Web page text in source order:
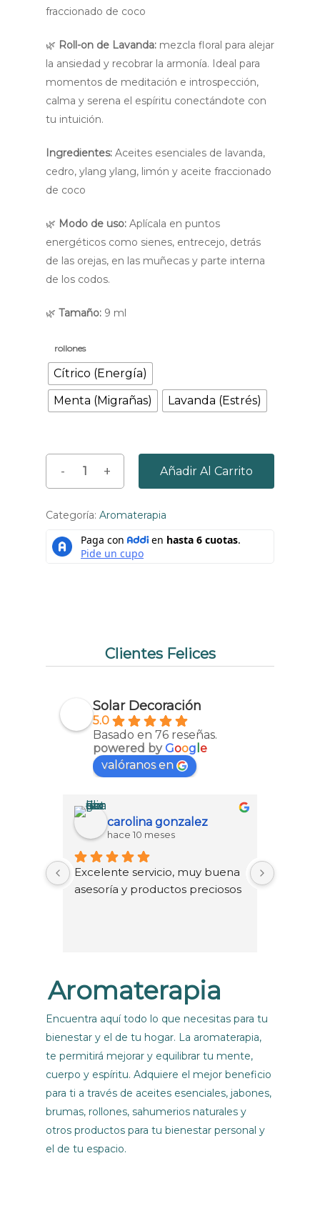
fraccionado de coco
🌿 Roll-on de Lavanda: mezcla floral para alejar
la ansiedad y recobrar la armonía. Ideal para
momentos de meditación e introspección,
calma y serena el espíritu conectándote con
tu intuición.
Ingredientes: Aceites esenciales de lavanda,
cedro, ylang ylang, limón y aceite fraccionado
de coco
🌿 Modo de uso: Aplícala en puntos
energéticos como sienes, entrecejo, detrás
de las orejas, en las muñecas y parte interna
de los codos.
🌿 Tamaño: 9 ml
rollones
Cítrico (Energía)
Menta (Migrañas)
Lavanda (Estrés)
Añadir Al Carrito
Categoría: Aromaterapia
Clientes Felices
Solar Decoración
5.0
Basado en 76 reseñas.
powered byGoog le
valóranos en
carolina gonzalez
hace 10 meses
Excelente servicio, muy buena
asesoría y productos preciosos
Aromaterapia
Encuentra aquí todo lo que necesitas para tu
bienestar y el de tu hogar. La aromaterapia,
te permitirá mejorar y equilibrar tu mente,
cuerpo y espíritu. Adquiere el mejor beneficio
para ti a través de aceites esenciales, jabones,
brumas, rollones, sahumerios naturales y
otros productos para tu bienestar personal y
el de tu espacio.